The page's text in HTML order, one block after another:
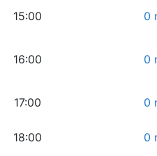
15:00 0
16:00 0
17:00 0
18:00 0